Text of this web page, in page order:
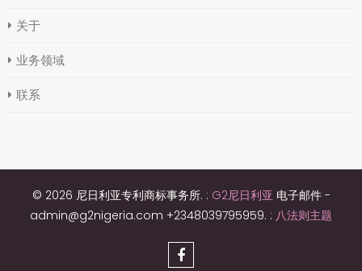
关于
业务领域
联系
© 2026 尼日利亚专利商标事务所. : G2尼日利亚 电子邮件 -
admin@g2nigeria.com +2348039795959. : 八法则主题